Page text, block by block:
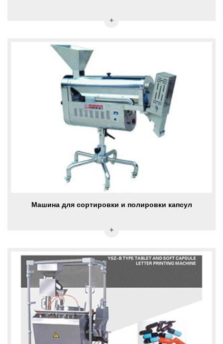
Машина для сортировки и полировки капсул